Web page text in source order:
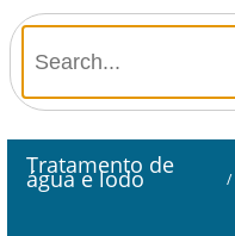
Tratamento de
água e lodo /